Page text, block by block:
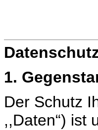
1.
Der Schutz
,,Daten“) ist